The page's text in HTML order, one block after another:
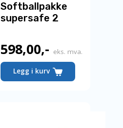
Softballpakke
supersafe 2
598,00,-
Nåværende
pris
er:
eks. mva.
Legg i kurv